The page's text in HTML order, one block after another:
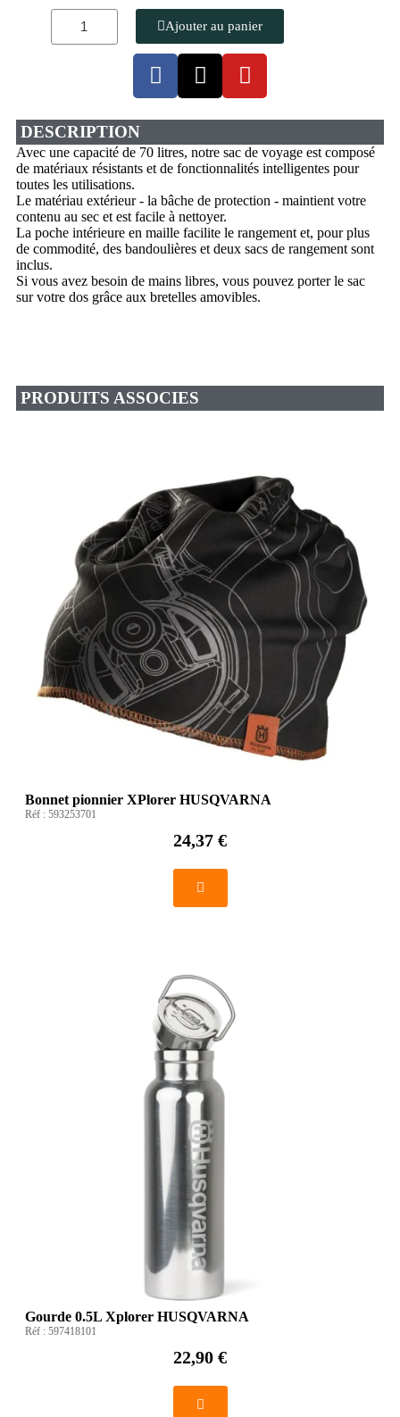
Ajouter au panier
DESCRIPTION
Avec une capacité de 70 litres, notre sac de voyage est composé
de matériaux résistants et de fonctionnalités intelligentes pour
toutes les utilisations.
Le matériau extérieur - la bâche de protection - maintient votre
contenu au sec et est facile à nettoyer.
La poche intérieure en maille facilite le rangement et, pour plus
de commodité, des bandoulières et deux sacs de rangement sont
inclus.
Si vous avez besoin de mains libres, vous pouvez porter le sac
sur votre dos grâce aux bretelles amovibles.
PRODUITS ASSOCIES
Bonnet pionnier XPlorer HUSQVARNA
Réf : 593253701
24,37 €
Gourde 0.5L Xplorer HUSQVARNA
Réf : 597418101
22,90 €